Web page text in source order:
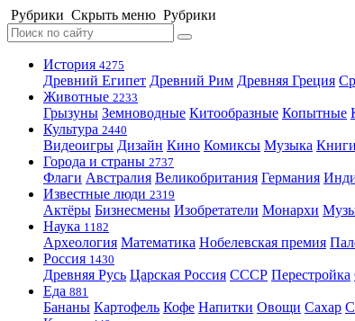
Рубрики Скрыть меню Рубрики
История 4275
Древний Египет Древний Рим Древняя Греция
Животные 2233
Грызуны Земноводные Китообразные Копытные
Культура 2440
Видеоигры Дизайн Кино Комиксы Музыка Книги
Города и страны 2737
Флаги Австралия Великобритания Германия
Известные люди 2319
Актёры Бизнесмены Изобретатели Монархи
Наука 1182
Археология Математика Нобелевская премия
Россия 1430
Древняя Русь Царская Россия СССР Перестройка
Еда 881
Бананы Картофель Кофе Напитки Овощи Сахар